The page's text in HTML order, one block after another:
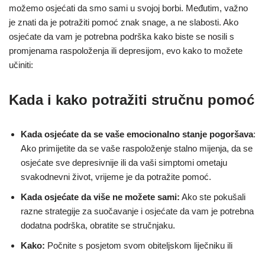
možemo osjećati da smo sami u svojoj borbi. Međutim, važno
je znati da je potražiti pomoć znak snage, a ne slabosti. Ako
osjećate da vam je potrebna podrška kako biste se nosili s
promjenama raspoloženja ili depresijom, evo kako to možete
učiniti:
Kada i kako potražiti stručnu pomoć
Kada osjećate da se vaše emocionalno stanje pogoršava:
Ako primijetite da se vaše raspoloženje stalno mijenja, da se
osjećate sve depresivnije ili da vaši simptomi ometaju
svakodnevni život, vrijeme je da potražite pomoć.
Kada osjećate da više ne možete sami: Ako ste pokušali
razne strategije za suočavanje i osjećate da vam je potrebna
dodatna podrška, obratite se stručnjaku.
Kako: Počnite s posjetom svom obiteljskom liječniku ili